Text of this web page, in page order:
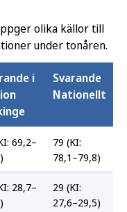
olika källor till
under tonåren.
i
Svarande
Nationellt
69,2–
79 (KI:
78,1–79,8)
28,7–
29 (KI:
27,6–29,5)